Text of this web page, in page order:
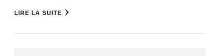
LIRE LA SUITE